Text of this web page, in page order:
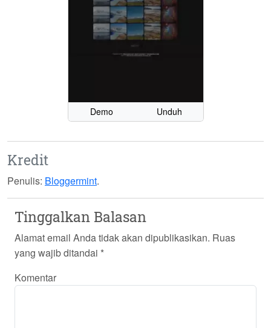
Demo Unduh
Kredit
Penulis: Bloggermint.
Tinggalkan Balasan
Alamat email Anda tidak akan dipublikasikan. Ruas
yang wajib ditandai *
Komentar